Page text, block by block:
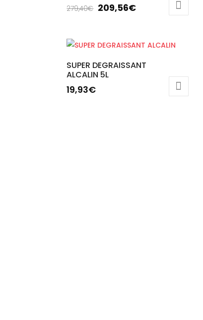
279,40€ Le
était :
209,56€Le
est :
SUPER DEGRAISSANT
ALCALIN 5L
19,93€